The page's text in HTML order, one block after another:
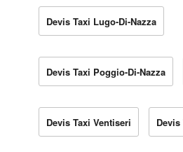
Devis Taxi Lugo-Di-Nazza
Devis Taxi Poggio-Di-Nazza
Devis Taxi Ventiseri